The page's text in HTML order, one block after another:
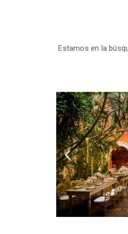
Estamos en la